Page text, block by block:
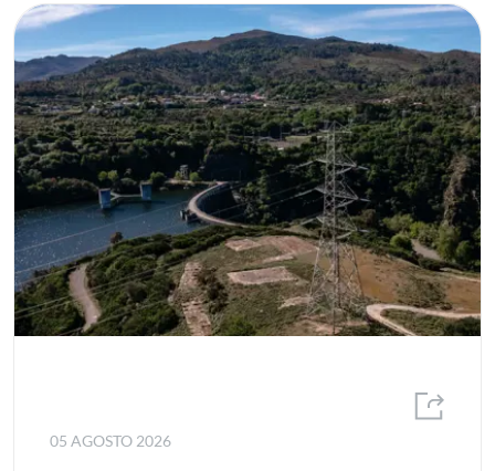
Certificação
Chile
Colaboradores
Comunidade
Comunidades Locais
EEGO
Eletricidade
Energias de fontes renováveis
Junho
Julho
Agosto
Setembro
Outubro
Novembro
Dezembro
2023
2022
2021
2020
2019
2018
2017
2016
05 AGOSTO 2026